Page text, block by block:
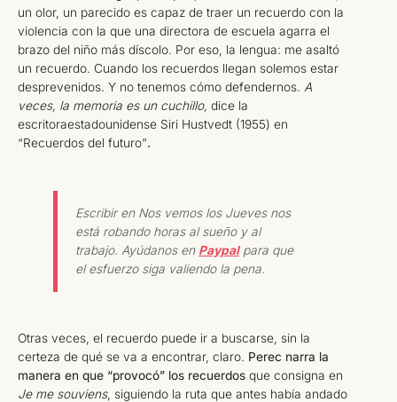
un olor, un parecido es capaz de traer un recuerdo con la
violencia con la que una directora de escuela agarra el
brazo del niño más díscolo. Por eso, la lengua: me asaltó
un recuerdo. Cuando los recuerdos llegan solemos estar
desprevenidos. Y no tenemos cómo defendernos. A
veces, la memoria es un cuchillo, dice la
escritoraestadounidense Siri Hustvedt (1955) en
“Recuerdos del futuro”.
Escribir en Nos vemos los Jueves nos
está robando horas al sueño y al
trabajo. Ayúdanos en Paypalpara que
el esfuerzo siga valiendo la pena.
Otras veces, el recuerdo puede ir a buscarse, sin la
certeza de qué se va a encontrar, claro. Perec narra la
manera en que “provocó” los recuerdos que consigna en
Je me souviens, siguiendo la ruta que antes había andado